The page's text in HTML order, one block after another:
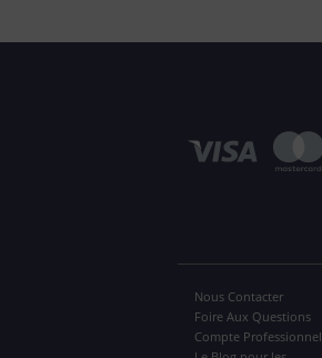
Nous Contacter
Foire Aux Questions
Compte Professionnel